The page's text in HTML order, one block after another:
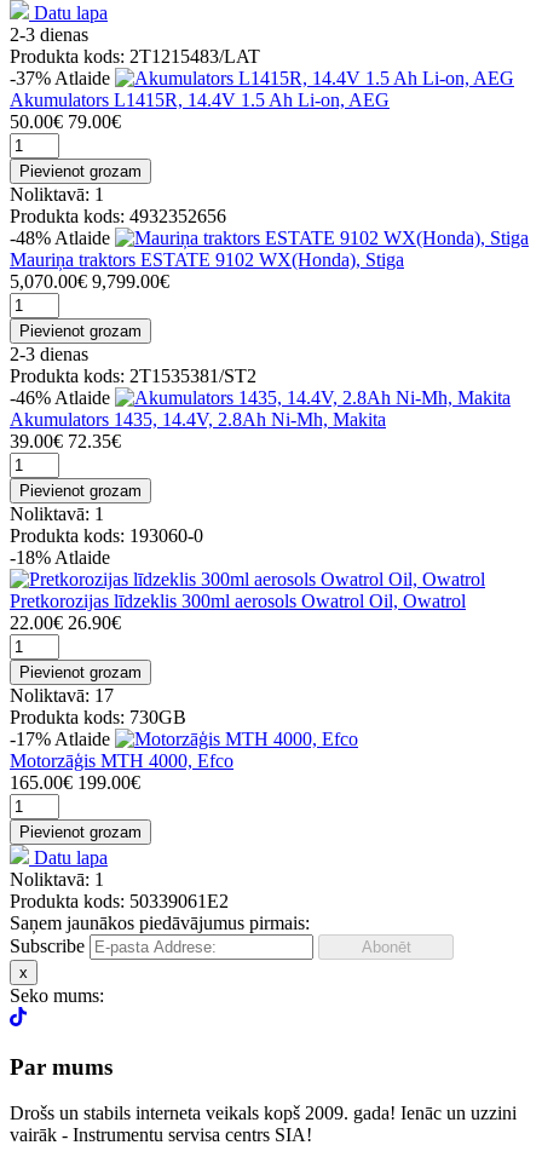
Datu lapa
2-3 dienas
Produkta kods: 2T1215483/LAT
-37% Atlaide
Akumulators L1415R, 14.4V 1.5 Ah Li-on, AEG
50.00€ 79.00€
Pievienot grozam
Noliktavā: 1
Produkta kods: 4932352656
-48% Atlaide
Mauriņa traktors ESTATE 9102 WX(Honda), Stiga
5,070.00€ 9,799.00€
Pievienot grozam
2-3 dienas
Produkta kods: 2T1535381/ST2
-46% Atlaide
Akumulators 1435, 14.4V, 2.8Ah Ni-Mh, Makita
39.00€ 72.35€
Pievienot grozam
Noliktavā: 1
Produkta kods: 193060-0
-18% Atlaide
Pretkorozijas līdzeklis 300ml aerosols Owatrol Oil, Owatrol
22.00€ 26.90€
Pievienot grozam
Noliktavā: 17
Produkta kods: 730GB
-17% Atlaide
Motorzāģis MTH 4000, Efco
165.00€ 199.00€
Pievienot grozam
Datu lapa
Noliktavā: 1
Produkta kods: 50339061E2
Saņem jaunākos piedāvājumus pirmais:
Subscribe
x
Seko mums:
Par mums
Drošs un stabils interneta veikals kopš 2009. gada! Ienāc un uzzini
vairāk - Instrumentu servisa centrs SIA!